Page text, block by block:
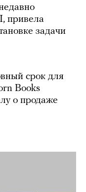
привела
задачи
срок для
Books
о продаже